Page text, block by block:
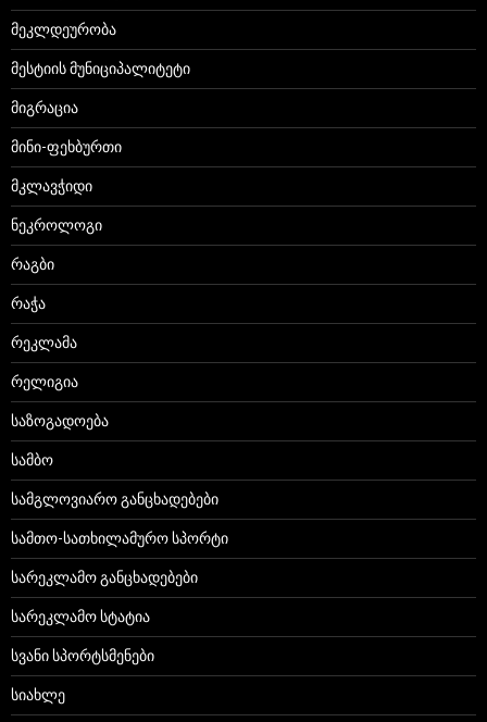
მეკლდეურობა
მესტიის მუნიციპალიტეტი
მიგრაცია
მინი-ფეხბურთი
მკლავჭიდი
ნეკროლოგი
რაგბი
რაჭა
რეკლამა
რელიგია
საზოგადოება
სამბო
სამგლოვიარო განცხადებები
სამთო-სათხილამურო სპორტი
სარეკლამო განცხადებები
სარეკლამო სტატია
სვანი სპორტსმენები
სიახლე